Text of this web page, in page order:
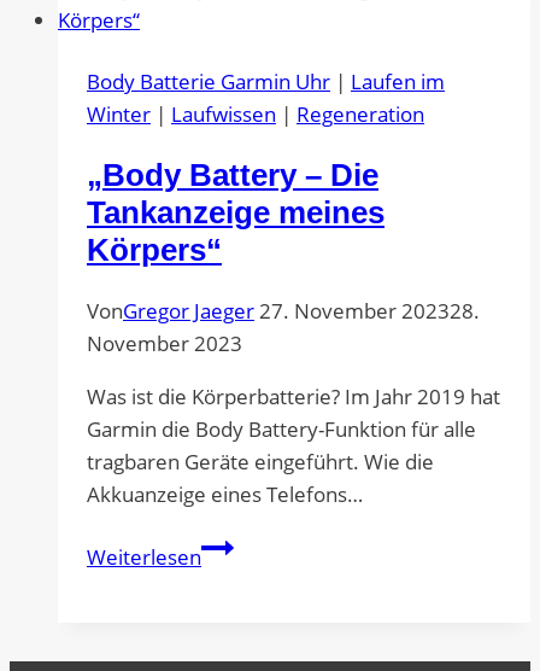
Body Batterie Garmin Uhr | Laufen im
Winter | Laufwissen | Regeneration
„Body Battery – Die
Tankanzeige meines
Körpers“
VonGregor Jaeger27. November 202328.
November 2023
Was ist die Körperbatterie? Im Jahr 2019 hat
Garmin die Body Battery-Funktion für alle
tragbaren Geräte eingeführt. Wie die
Akkuanzeige eines Telefons…
Weiterlesen„Body